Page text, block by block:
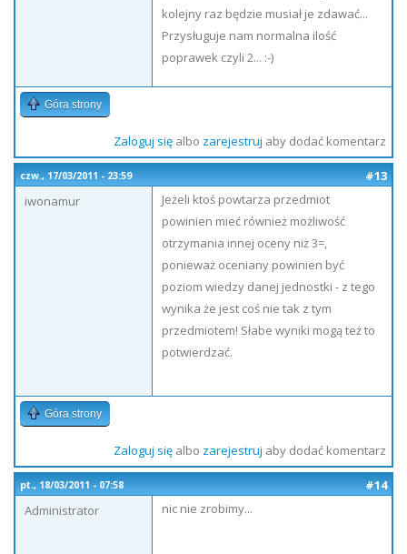
kolejny raz będzie musiał je zdawać...
Przysługuje nam normalna ilość
poprawek czyli 2... :-)
Góra strony
Zaloguj sięalbo zarejestruj aby dodać komentarz
czw., 17/03/2011 - 23:59
#13
iwonamur
Jeżeli ktoś powtarza przedmiot
powinien mieć również możliwość
otrzymania innej oceny niż 3=,
ponieważ oceniany powinien być
poziom wiedzy danej jednostki - z tego
wynika że jest coś nie tak z tym
przedmiotem! Słabe wyniki mogą też to
potwierdzać.
Góra strony
Zaloguj sięalbo zarejestruj aby dodać komentarz
pt., 18/03/2011 - 07:58
#14
Administrator
nic nie zrobimy...